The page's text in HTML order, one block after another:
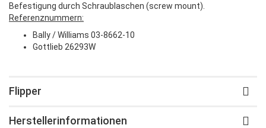
Befestigung durch Schraublaschen (screw mount).
Referenznummern:
Bally / Williams 03-8662-10
Gottlieb 26293W
Flipper
Herstellerinformationen